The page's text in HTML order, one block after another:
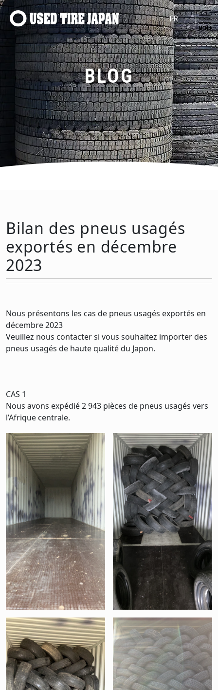
Navigation principale
BLOG
Bilan des pneus usagés
exportés en décembre
2023
Nous présentons les cas de pneus usagés exportés en
décembre 2023
Veuillez nous contacter si vous souhaitez importer des
pneus usagés de haute qualité du Japon.
CAS 1
Nous avons expédié 2 943 pièces de pneus usagés vers
l’Afrique centrale.